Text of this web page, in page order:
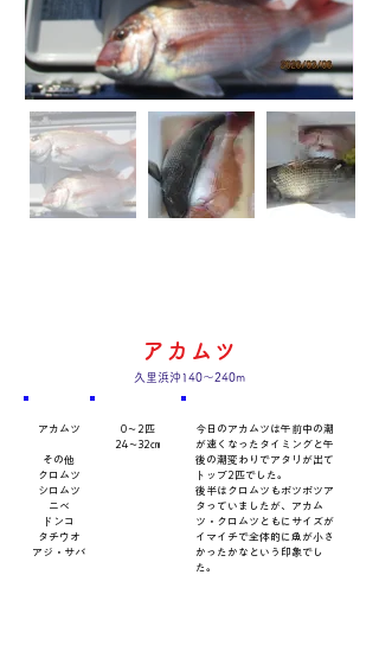
アカムツ
久里浜沖140～240m
アカムツ
その他
クロムツ
シロムツ
ニベ
ドンコ
タチウオ
アジ・サバ
0～2匹
24～32㎝
今日のアカムツは午前中の潮
が速くなったタイミングと午
後の潮変わりでアタリが出て
トップ2匹でした。
後半はクロムツもポツポツア
タっていましたが、アカム
ツ・クロムツともにサイズが
イマイチで全体的に魚が小さ
かったかなという印象でし
た。